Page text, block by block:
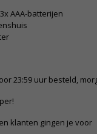
AAA-batterijen
23:59 uur besteld,
klanten gingen je voor